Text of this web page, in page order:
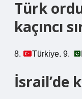
Türk
kaçıncı
8. Türkiye. 9.
İsrail’de